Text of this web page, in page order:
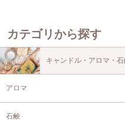
す方を対象にした革小物教室を開い
プをはじめました。ご参加頂きまし
は不定期開催でしたが、今年より定
ムも変わっていきます。プロの職人
トのワークショップを体感してく
す。
カテゴリから探す
キャンドル・アロマ・
アロマ
石鹸